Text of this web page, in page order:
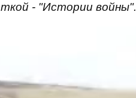
- "Истории войны".